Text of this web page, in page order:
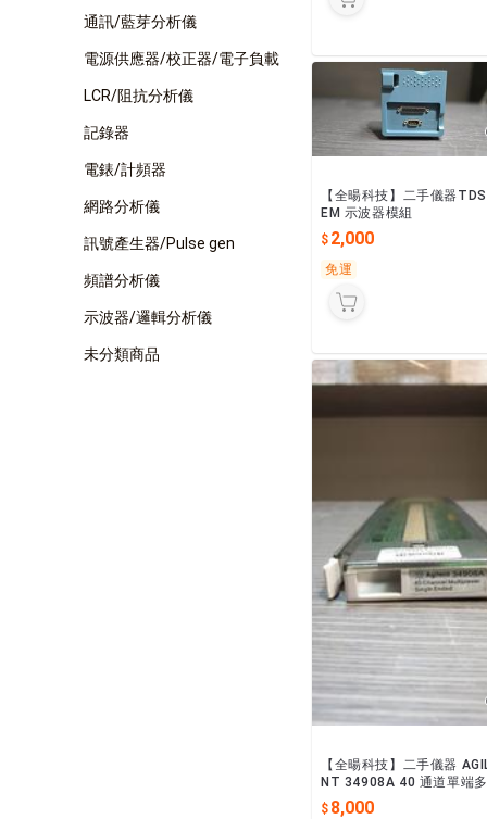
通訊/藍芽分析儀
電源供應器/校正器/電子負載
LCR/阻抗分析儀
記錄器
電錶/計頻器
網路分析儀
訊號產生器/Pulse gen
頻譜分析儀
示波器/邏輯分析儀
未分類商品
【全暘科技】二手儀器
EM 示波器模組
2,000
免運
【全暘科技】二手儀器
NT 34908A 40 通道單端
器模組
8,000